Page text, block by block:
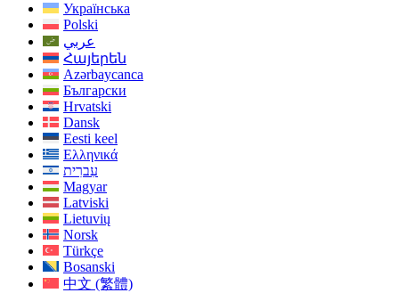
Українська
Polski
عربي
Հայերեն
Azərbaycanca
Български
Hrvatski
Dansk
Eesti keel
Ελληνικά
עִברִית
Magyar
Latviski
Lietuvių
Norsk
Türkçe
Bosanski
中文 (繁體)